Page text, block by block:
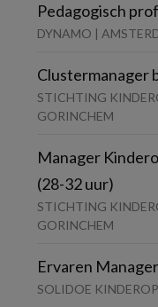
Pedagogisch
DYNAMO |
Clustermanager
STICHTING
GORINCHEM
Manager
(28-32 uur)
STICHTING
GORINCHEM
Ervaren
SOLIDOE